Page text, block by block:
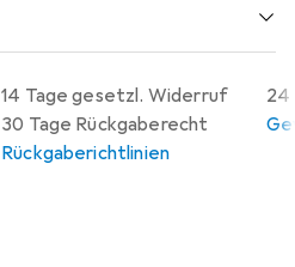
14 Tage gesetzl. Widerruf
30 Tage Rückgaberecht
Rückgaberichtlinien
24